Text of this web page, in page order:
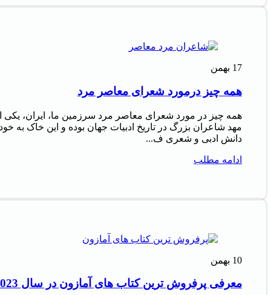
17 بهمن
همه چیز درمورد شعرای معاصر مرد
همه چیز در مورد شعرای معاصر مرد سرزمین ما، ایران، یکی
مهد شاعران بزرگ در تاریخ ادبیات جهان بوده و این خاک به
دانش ادبی و شعری ف...
ادامه مطلب
10 بهمن
معرفی پرفروش‌ ترین کتاب‌ های آمازون در سال 2023